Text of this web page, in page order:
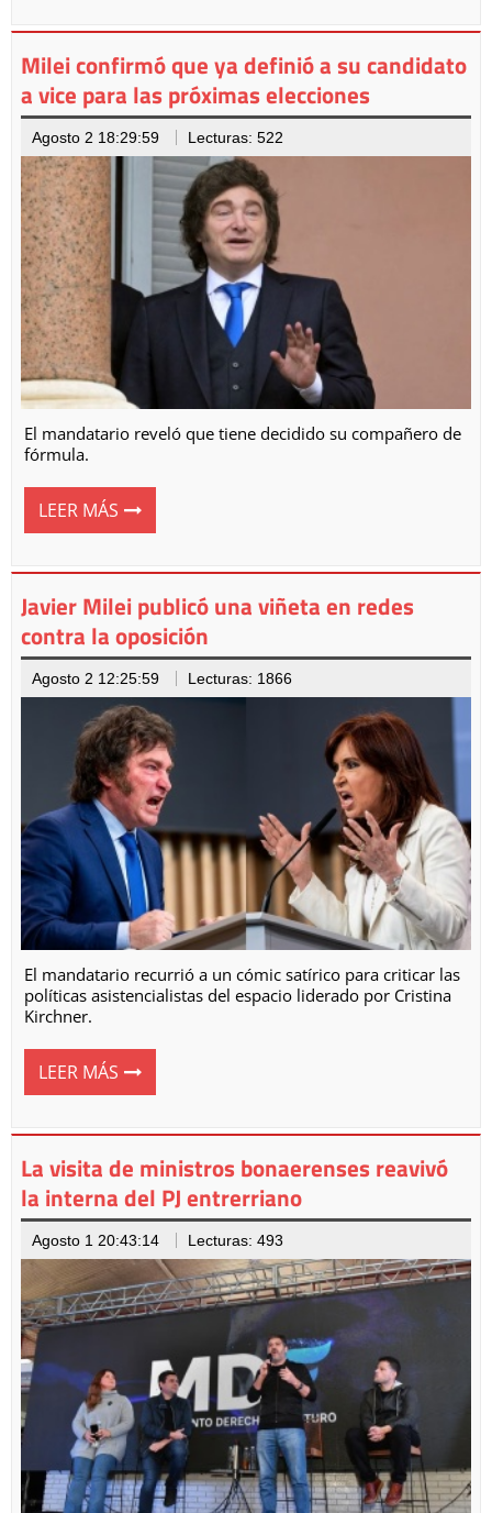
Milei confirmó que ya definió a su candidato
a vice para las próximas elecciones
Agosto 2 18:29:59 Lecturas: 522
El mandatario reveló que tiene decidido su compañero de
fórmula.
LEER MÁS
Javier Milei publicó una viñeta en redes
contra la oposición
Agosto 2 12:25:59 Lecturas: 1866
El mandatario recurrió a un cómic satírico para criticar las
políticas asistencialistas del espacio liderado por Cristina
Kirchner.
LEER MÁS
La visita de ministros bonaerenses reavivó
la interna del PJ entrerriano
Agosto 1 20:43:14 Lecturas: 493